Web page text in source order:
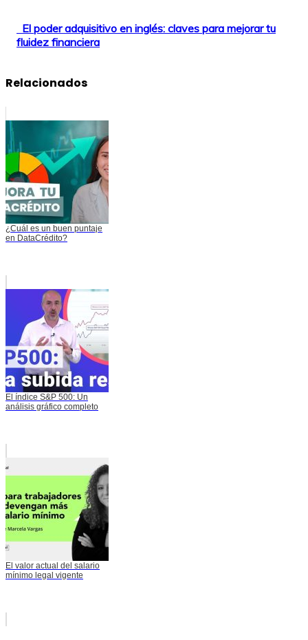
El poder adquisitivo en inglés: claves para mejorar tu
fluidez financiera
Relacionados
¿Cuál es un buen puntaje
en DataCrédito?
El índice S&P 500: Un
análisis gráfico completo
El valor actual del salario
mínimo legal vigente